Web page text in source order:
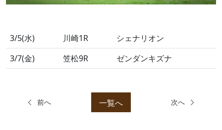
3/5(水) 川崎1R
シェナリオン
3/7(金)
笠松9R ゼンダンキズナ
前へ 一覧へ 次へ